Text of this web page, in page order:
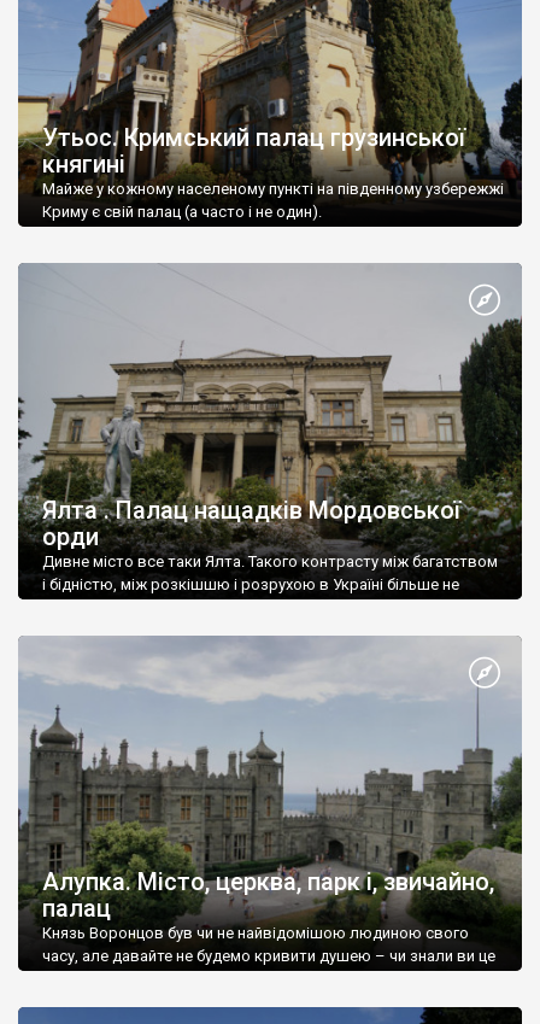
Утьос. Кримський палац грузинської
княгині
Майже у кожному населеному пункті на південному узбережжі
Криму є свій палац (а часто і не один).
Ялта . Палац нащадків Мордовської
орди
Дивне місто все таки Ялта. Такого контрасту між багатством
і бідністю, між розкішшю і розрухою в Україні більше не
Алупка. Місто, церква, парк і, звичайно,
палац
Князь Воронцов був чи не найвідомішою людиною свого
часу, але давайте не будемо кривити душею – чи знали ви це